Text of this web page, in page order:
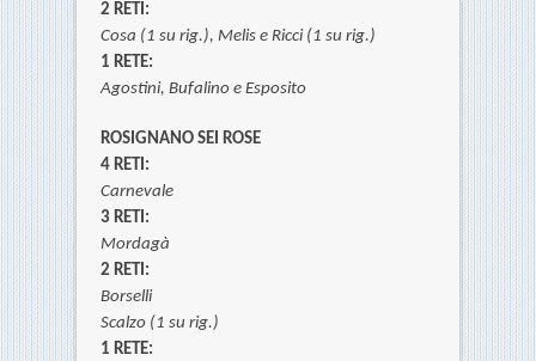
2 RETI:
Cosa (1 su rig.), Melis e Ricci (1 su rig.)
1 RETE:
Agostini, Bufalino e Esposito
ROSIGNANO SEI ROSE
4 RETI:
Carnevale
3 RETI:
Mordagà
2 RETI:
Borselli
Scalzo (1 su rig.)
1 RETE: